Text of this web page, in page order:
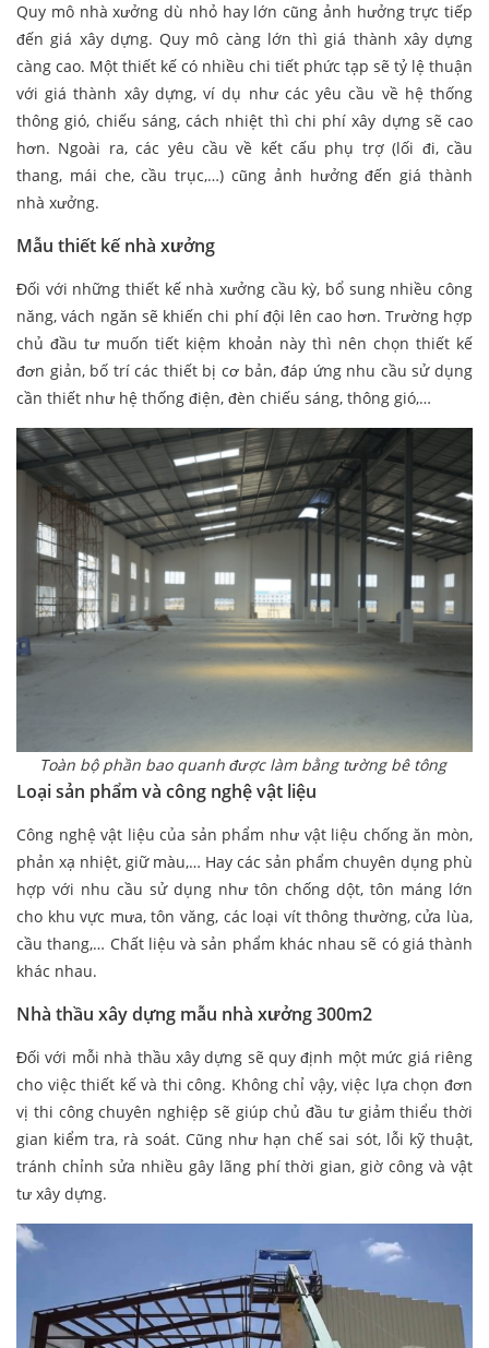
Quy mô nhà xưởng dù nhỏ hay lớn cũng ảnh hưởng trực tiếp
đến giá xây dựng. Quy mô càng lớn thì giá thành xây dựng
càng cao. Một thiết kế có nhiều chi tiết phức tạp sẽ tỷ lệ thuận
với giá thành xây dựng, ví dụ như các yêu cầu về hệ thống
thông gió, chiếu sáng, cách nhiệt thì chi phí xây dựng sẽ cao
hơn. Ngoài ra, các yêu cầu về kết cấu phụ trợ (lối đi, cầu
thang, mái che, cầu trục,…) cũng ảnh hưởng đến giá thành
nhà xưởng.
Mẫu thiết kế nhà xưởng
Đối với những thiết kế nhà xưởng cầu kỳ, bổ sung nhiều công
năng, vách ngăn sẽ khiến chi phí đội lên cao hơn. Trường hợp
chủ đầu tư muốn tiết kiệm khoản này thì nên chọn thiết kế
đơn giản, bố trí các thiết bị cơ bản, đáp ứng nhu cầu sử dụng
cần thiết như hệ thống điện, đèn chiếu sáng, thông gió,…
Toàn bộ phần bao quanh được làm bằng tường bê tông
Loại sản phẩm và công nghệ vật liệu
Công nghệ vật liệu của sản phẩm như vật liệu chống ăn mòn,
phản xạ nhiệt, giữ màu,… Hay các sản phẩm chuyên dụng phù
hợp với nhu cầu sử dụng như tôn chống dột, tôn máng lớn
cho khu vực mưa, tôn văng, các loại vít thông thường, cửa lùa,
cầu thang,… Chất liệu và sản phẩm khác nhau sẽ có giá thành
khác nhau.
Nhà thầu xây dựng mẫu nhà xưởng 300m2
Đối với mỗi nhà thầu xây dựng sẽ quy định một mức giá riêng
cho việc thiết kế và thi công. Không chỉ vậy, việc lựa chọn đơn
vị thi công chuyên nghiệp sẽ giúp chủ đầu tư giảm thiểu thời
gian kiểm tra, rà soát. Cũng như hạn chế sai sót, lỗi kỹ thuật,
tránh chỉnh sửa nhiều gây lãng phí thời gian, giờ công và vật
tư xây dựng.